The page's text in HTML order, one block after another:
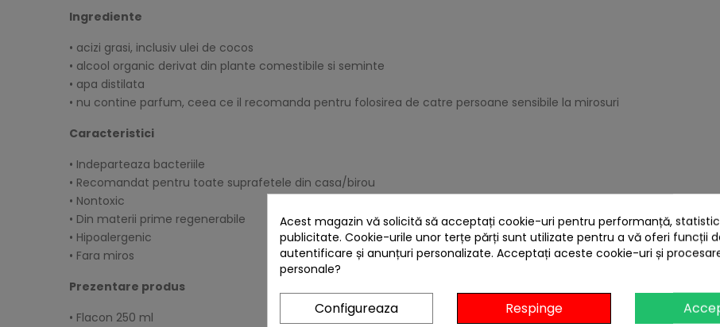
Ingrediente
• acizi grasi, inclusiv ulei de cocos
• alcool organic derivat din plante comestibile si seminte
• apa distilata
• nu contine parfum, ceea ce il recomanda pentru folosirea de catre persoane sensibile la mirosuri
Caracteristici
• Indeparteaza bacteriile
• Recomandat pentru toate suprafetele din casa/birou
• Nontoxic
• Din materii prime regenerabile
• Hipoalergenic
• Fara miros
Prezentare produs
• Flacon 250 ml
Acest magazin vă solicită să acceptați cookie-uri pentru performanță,
publicitate. Cookie-urile unor terțe părți sunt utilizate pentru a vă oferi funcții
autentificare și anunțuri personalizate. Acceptați aceste cookie-uri și
personale?
Configureaza Respinge